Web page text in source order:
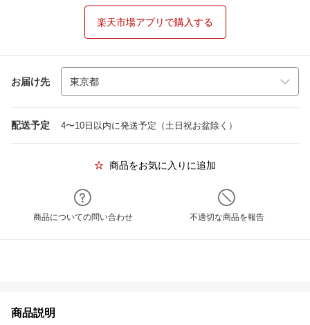
楽天市場アプリで購入する
お届け先
配送予定 4〜10日以内に発送予定（土日祝お盆除く）
商品をお気に入りに追加
商品についての問い合わせ 不適切な商品を報告
商品説明